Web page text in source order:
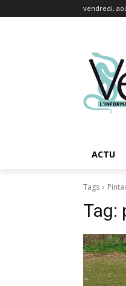
vendredi,
ACTU
Tags
Tag: